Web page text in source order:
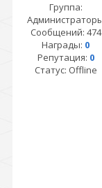
Группа:
Сообщений: 474
Награды: 0
Репутация: 0
Статус: Offline